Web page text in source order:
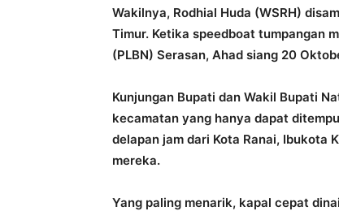
Wakilnya, Rodhial Huda (WSRH)
Timur. Ketika speedboat tumpangan
(PLBN) Serasan, Ahad siang 20
Kunjungan Bupati dan Wakil Bupati
kecamatan yang hanya dapat
delapan jam dari Kota Ranai, Ibukota
mereka.
Yang paling menarik, kapal cepat